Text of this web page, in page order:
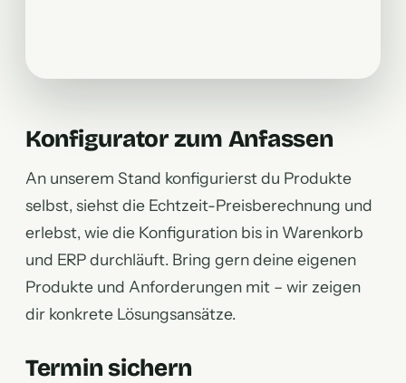
Konfigurator zum Anfassen
An unserem Stand konfigurierst du Produkte
selbst, siehst die Echtzeit-Preisberechnung und
erlebst, wie die Konfiguration bis in Warenkorb
und ERP durchläuft. Bring gern deine eigenen
Produkte und Anforderungen mit – wir zeigen
dir konkrete Lösungsansätze.
Termin sichern